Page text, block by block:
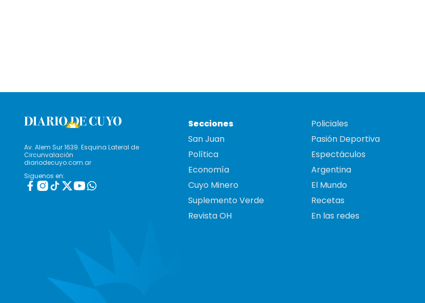
Av. Alem Sur 1639. Esquina Lateral de
Circunvalación
diariodecuyo.com.ar
Siguenos en:
Secciones
San Juan
Política
Economía
Cuyo Minero
Suplemento Verde
Revista OH
Policiales
Pasión Deportiva
Espectáculos
Argentina
El Mundo
Recetas
En las redes